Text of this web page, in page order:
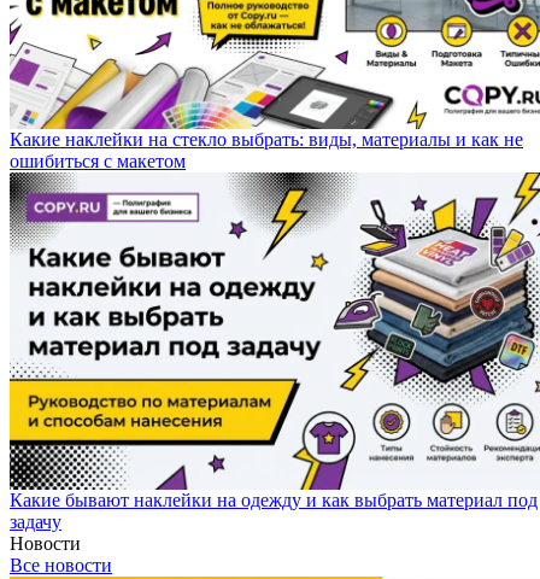
Какие наклейки на стекло выбрать: виды, материалы и как не
ошибиться с макетом
Какие бывают наклейки на одежду и как выбрать материал под
задачу
Новости
Все новости